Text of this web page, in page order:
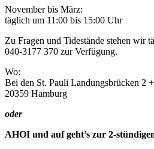
November bis März:
täglich um 11:00 bis 15:00 Uhr
Zu Fragen und Tidestände stehen wir
040-3177 370 zur Verfügung.
Wo:
Bei den St. Pauli Landungsbrücken 2
20359 Hamburg
oder
AHOI und auf geht’s zur 2-